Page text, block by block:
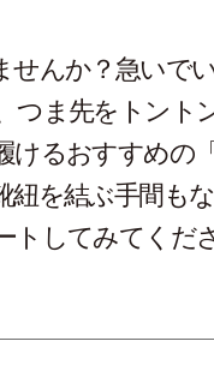
せんか？急いで
つま先をトント
けるおすすめの
紐を結ぶ手間も
トしてみてくだ